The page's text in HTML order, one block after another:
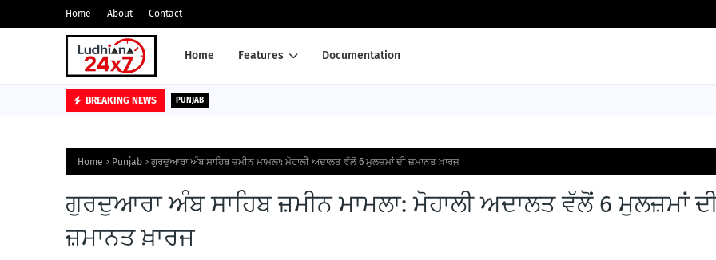
Home About Contact
Home Features Documentation
BREAKING NEWS PUNJAB
Home Punjab ਗੁਰਦੁਆਰਾ ਅੰਬ ਸਾਹਿਬ ਜ਼ਮੀਨ ਮਾਮਲਾ: ਮੋਹਾਲੀ ਅਦਾਲਤ ਵੱਲੋਂ 6 ਮੁਲਜ਼ਮਾਂ ਦੀ ਜ਼ਮਾਨਤ ਖ਼ਾਰਜ
ਗੁਰਦੁਆਰਾ ਅੰਬ ਸਾਹਿਬ ਜ਼ਮੀਨ ਮਾਮਲਾ: ਮੋਹਾਲੀ ਅਦਾਲਤ ਵੱਲੋਂ 6 ਮੁਲਜ਼ਮਾਂ
ਜ਼ਮਾਨਤ ਖ਼ਾਰਜ